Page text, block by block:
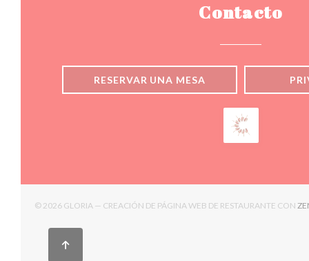
Contacto
RESERVAR UNA MESA
© 2026 GLORIA — CREACIÓN DE PÁGINA WEB DE RESTAURANTE CON